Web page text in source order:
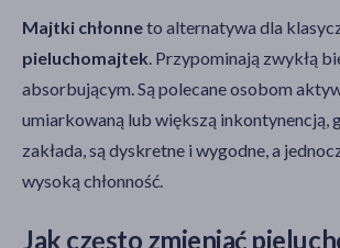
Majtki chłonneto alternatywa dla
pieluchomajtek . Przypominają zwykłą
absorbującym. Są polecane osobom
umiarkowaną lub większą inkontynencją,
zakłada, są dyskretne i wygodne, a
wysoką chłonność.
Jak często zmieniać